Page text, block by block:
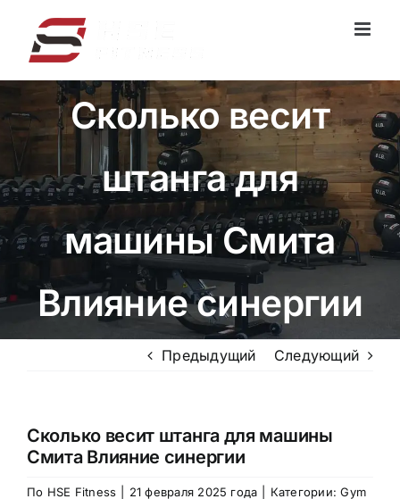
содержанию
Сколько весит
штанга для
машины Смита
Влияние синергии
Предыдущий Следующий
Сколько весит штанга для машины
Смита Влияние синергии
По HSE Fitness 21 февраля 2025 года Категории:Gym